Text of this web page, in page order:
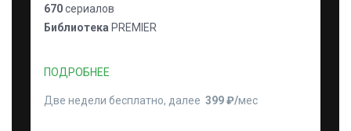
670сериалов
Библиотека PREMIER
ПОДРОБНЕЕ
Две недели бесплатно, далее 399 ₽⁠/⁠мес